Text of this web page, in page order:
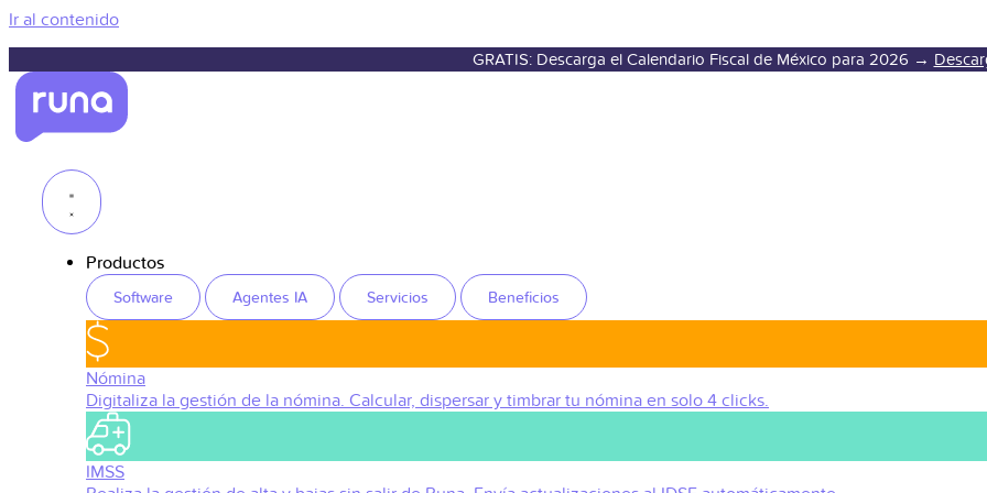
Ir al contenido
GRATIS: Descarga el Calendario Fiscal de México para 2026 →
Productos
Software Agentes IA Servicios Beneficios
Nómina
Digitaliza la gestión de la nómina. Calcular, dispersar y timbrar tu nómina en solo 4 clicks.
IMSS